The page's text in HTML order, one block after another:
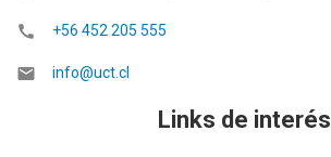
call +56 452 205 555
email info@uct.cl
Links de interés